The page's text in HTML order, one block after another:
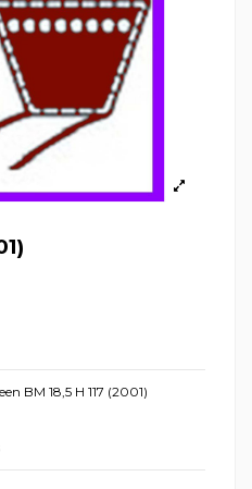
BM 18,5 H 117 (2001)